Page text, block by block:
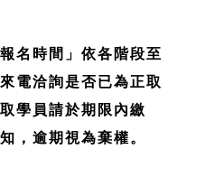
名時間」依各階段至
電洽詢是否已為正取
學員請於期限內繳
，逾期視為棄權。